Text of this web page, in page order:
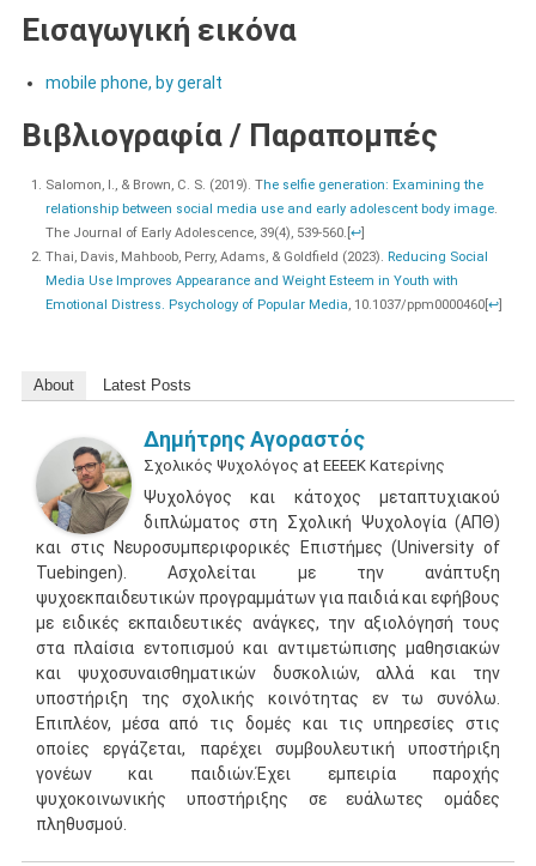
Eισαγωγική εικόνα
mobile phone, by geralt
Βιβλιογραφία / Παραπομπές
Salomon, I., & Brown, C. S. (2019). The selfie generation: Examining the
relationship between social media use and early adolescent body image.
The Journal of Early Adolescence, 39(4), 539-560. ↩]
Thai, Davis, Mahboob, Perry, Adams, & Goldfield (2023). Reducing Social
Media Use Improves Appearance and Weight Esteem in Youth with
Emotional Distress. Psychology of Popular Media, 10.1037/ppm0000460[ ↩]
About Latest Posts
Δημήτρης Αγοραστός
Σχολικός Ψυχολόγος at ΕΕΕΕΚ Κατερίνης
Ψυχολόγος και κάτοχος μεταπτυχιακού
διπλώματος στη Σχολική Ψυχολογία (ΑΠΘ)
και στις Νευροσυμπεριφορικές Επιστήμες (University of
Tuebingen). Ασχολείται με την ανάπτυξη
ψυχοεκπαιδευτικών προγραμμάτων για παιδιά και εφήβους
με ειδικές εκπαιδευτικές ανάγκες, την αξιολόγησή τους
στα πλαίσια εντοπισμού και αντιμετώπισης μαθησιακών
και ψυχοσυναισθηματικών δυσκολιών, αλλά και την
υποστήριξη της σχολικής κοινότητας εν τω συνόλω.
Επιπλέον, μέσα από τις δομές και τις υπηρεσίες στις
οποίες εργάζεται, παρέχει συμβουλευτική υποστήριξη
γονέων και παιδιών.Έχει εμπειρία παροχής
ψυχοκοινωνικής υποστήριξης σε ευάλωτες ομάδες
πληθυσμού.